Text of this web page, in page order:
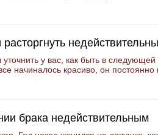
уточнить у вас, как быть в
начиналось красиво, он постоянно
брака недействительным